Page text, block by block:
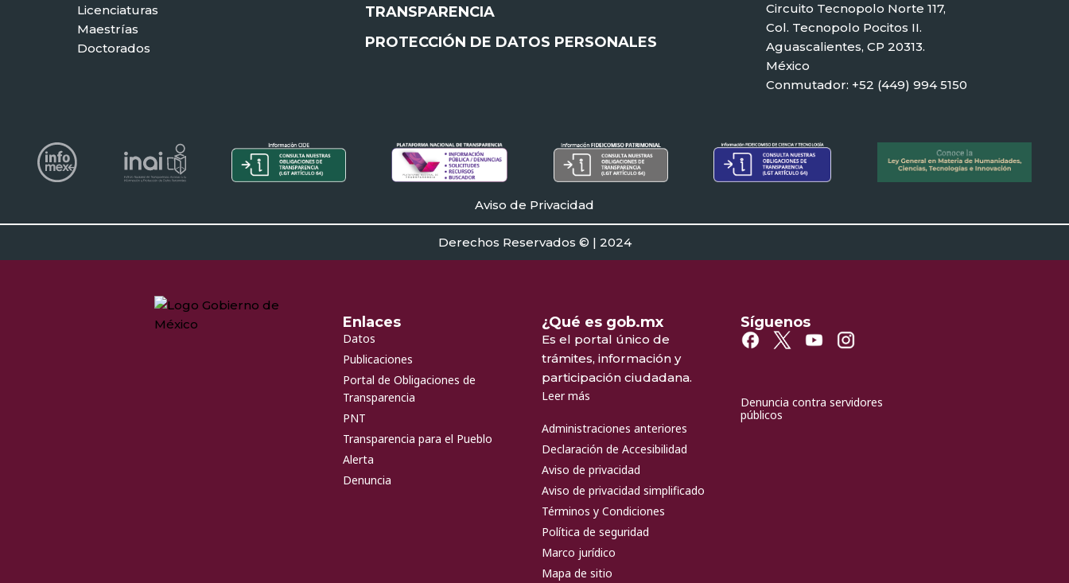
Licenciaturas
Maestrías
Doctorados
TRANSPARENCIA
PROTECCIÓN DE DATOS PERSONALES
Circuito Tecnopolo Norte 117,
Col. Tecnopolo Pocitos II.
Aguascalientes, CP 20313.
México
Conmutador: +52 (449) 994 5150
Aviso de Privacidad
Derechos Reservados © | 2024
Enlaces
Datos
Publicaciones
Portal de Obligaciones de
Transparencia
PNT
Transparencia para el Pueblo
Alerta
Denuncia
¿Qué es gob.mx
Es el portal único de
trámites, información y
participación ciudadana.
Leer más
Administraciones anteriores
Declaración de Accesibilidad
Aviso de privacidad
Aviso de privacidad simplificado
Términos y Condiciones
Política de seguridad
Marco jurídico
Mapa de sitio
Síguenos
Denuncia contra servidores
públicos